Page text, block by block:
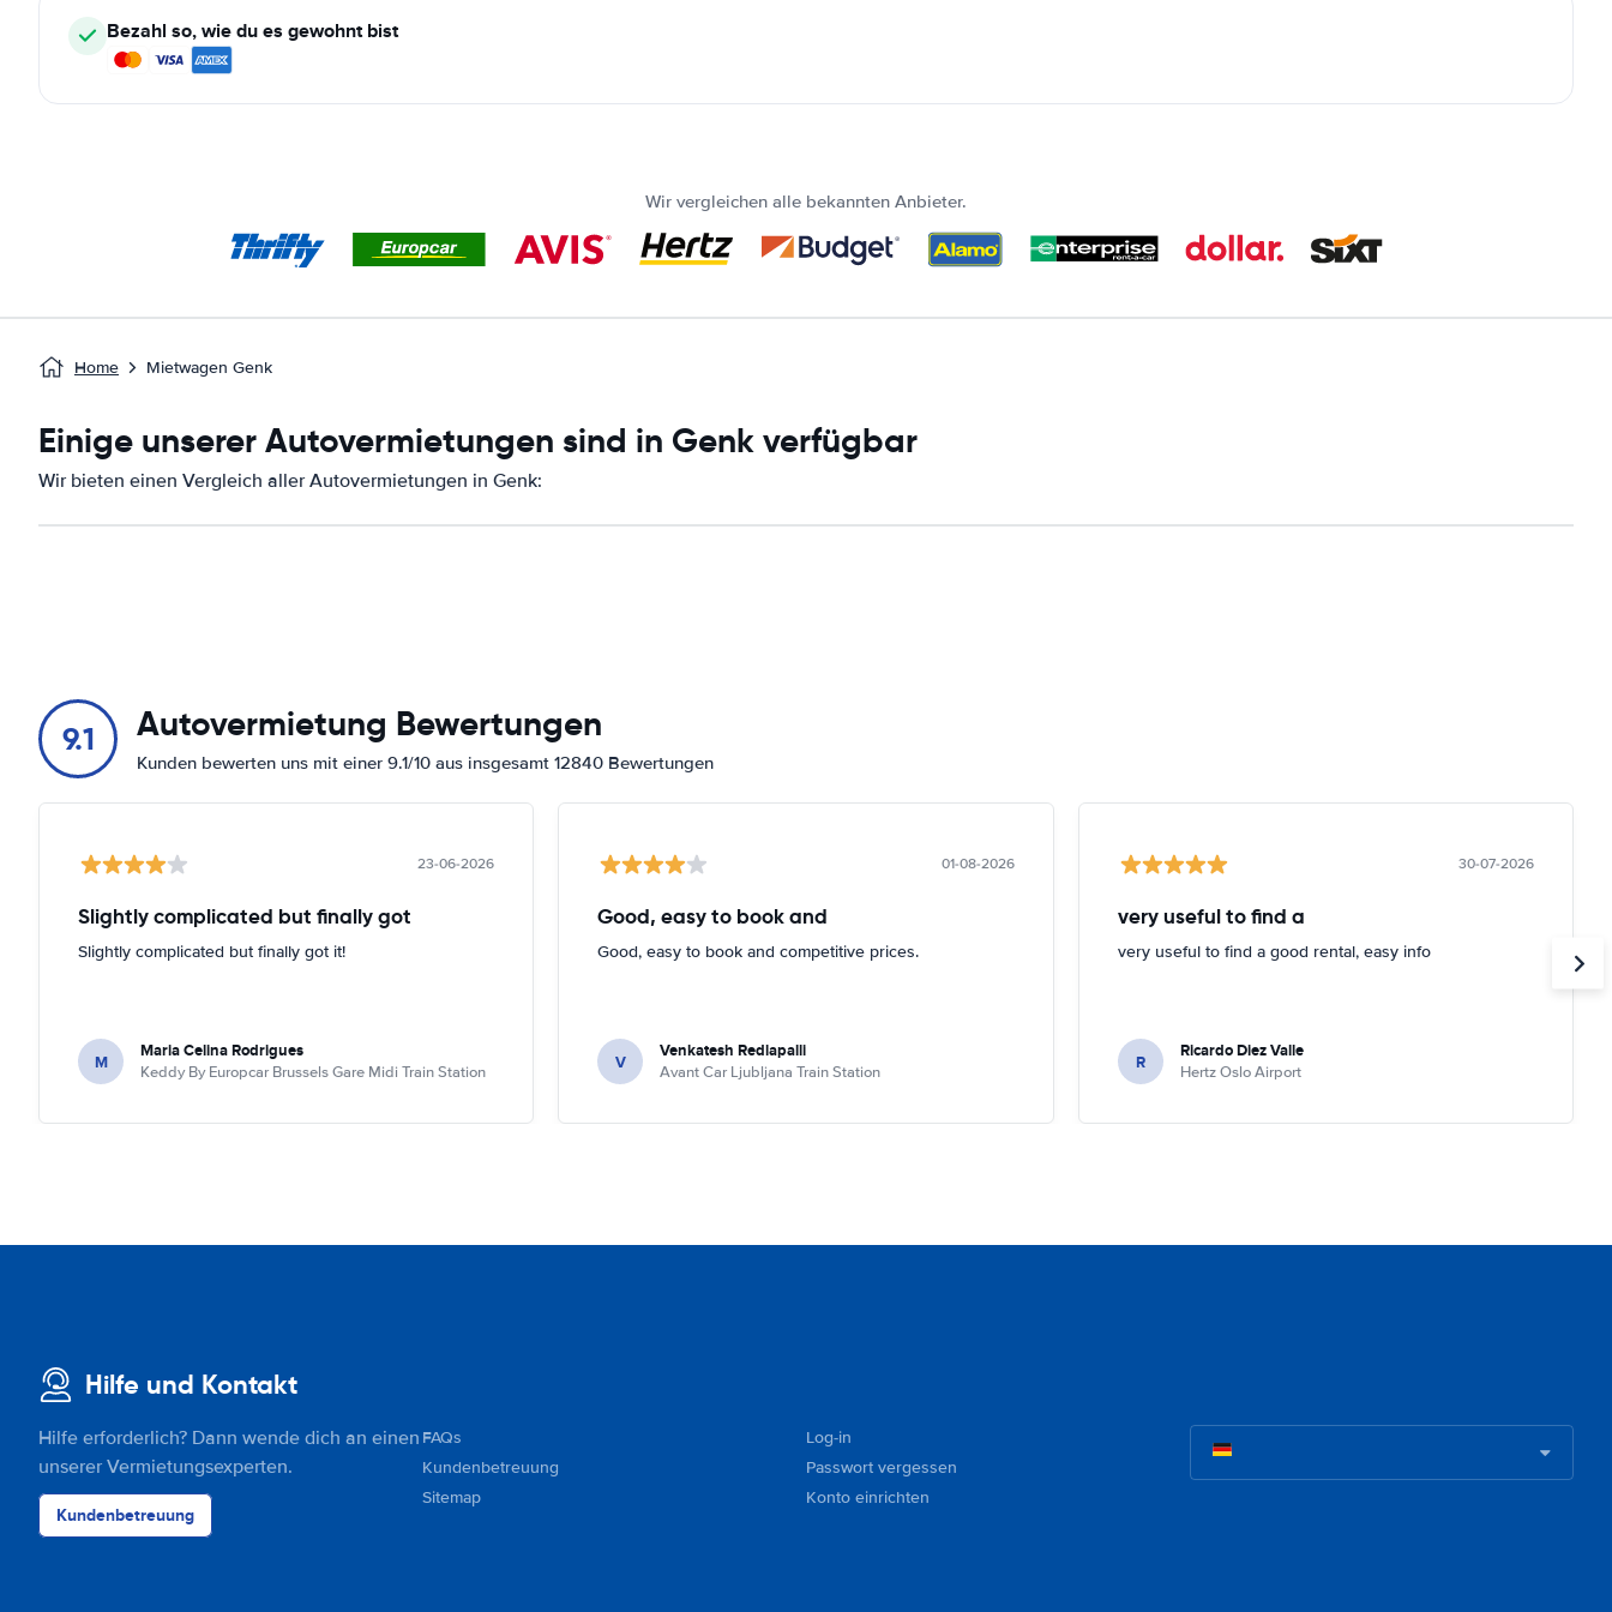
Bezahl so, wie du es gewohnt bist
Wir vergleichen alle bekannten Anbieter.
Home Mietwagen Genk
Einige unserer Autovermietungen sind in Genk verfügbar
Wir bieten einen Vergleich aller Autovermietungen in Genk:
9.1 Autovermietung Bewertungen
Kunden bewerten uns mit einer 9.1/10 aus insgesamt 12840 Bewertungen
23-06-2026
Slightly complicated but finally got
Slightly complicated but finally got it!
M Maria Celina Rodrigues
Keddy By Europcar Brussels Gare Midi Train Station
01-08-2026
Good, easy to book and
Good, easy to book and competitive prices.
V Venkatesh Redlapalli
Avant Car Ljubljana Train Station
30-07-2026
very useful to find a
very useful to find a good rental, easy info
R Ricardo Diez Valle
Hertz Oslo Airport
Hilfe und Kontakt
Hilfe erforderlich? Dann wende dich an einen
unserer Vermietungsexperten.
Kundenbetreuung
FAQs
Kundenbetreuung
Sitemap
Log-in
Passwort vergessen
Konto einrichten